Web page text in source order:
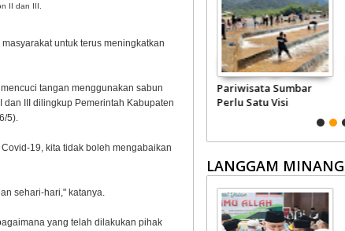
II dan III.
untuk terus meningkatkan
tangan menggunakan sabun
III dilingkup Pemerintah Kabupaten
5).
19, kita tidak boleh mengabaikan
sehari-hari," katanya.
yang telah dilakukan pihak
kepada
yang Baru
Menyelamatkan
Negeri Ini dari
Pariwisata Sumbar
Perlu Satu Visi
LANGGAM MINANG